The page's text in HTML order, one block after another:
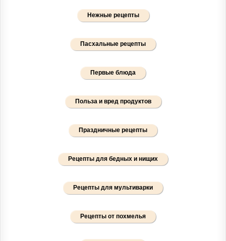
Нежные рецепты
Пасхальные рецепты
Первые блюда
Польза и вред продуктов
Праздничные рецепты
Рецепты для бедных и нищих
Рецепты для мультиварки
Рецепты от похмелья